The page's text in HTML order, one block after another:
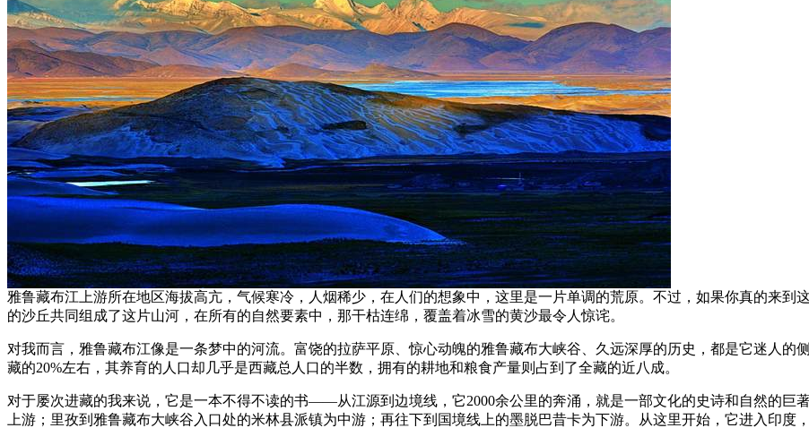
雅鲁藏布江上游所在地区海拔高亢，气候寒冷，人烟稀少，在人们的想象中，这里是一片单调的荒原。不过，如果你真的来到
的沙丘共同组成了这片山河，在所有的自然要素中，那干枯连绵，覆盖着冰雪的黄沙最令人惊诧。
对我而言，雅鲁藏布江像是一条梦中的河流。富饶的拉萨平原、惊心动魄的雅鲁藏布大峡谷、久远深厚的历史，都是它迷人的
藏的20%左右，其养育的人口却几乎是西藏总人口的半数，拥有的耕地和粮食产量则占到了全藏的近八成。
对于屡次进藏的我来说，它是一本不得不读的书——从江源到边境线，它2000余公里的奔涌，就是一部文化的史诗和自然的巨
上游；里孜到雅鲁藏布大峡谷入口处的米林县派镇为中游；再往下到国境线上的墨脱巴昔卡为下游。从这里开始，它进入印度